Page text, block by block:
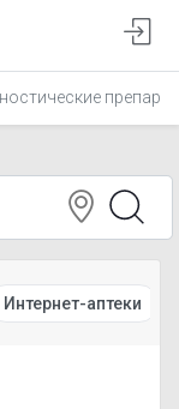
Интернет-аптеки